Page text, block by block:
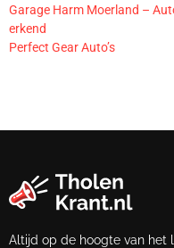
Garage Harm Moerland –
erkend
Perfect Gear Auto’s
Altijd op de hoogte van het